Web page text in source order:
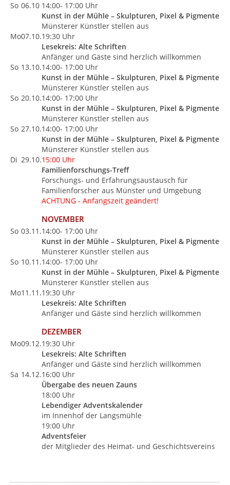
So 06.10 14:00- 17:00 Uhr
Kunst in der Mühle – Skulpturen, Pixel & Pigmente
Münsterer Künstler stellen aus
Mo07.10.19:30 Uhr
Lesekreis: Alte Schriften
Anfänger und Gäste sind herzlich willkommen
So 13.10.14:00- 17:00 Uhr
Kunst in der Mühle – Skulpturen, Pixel & Pigmente
Münsterer Künstler stellen aus
So 20.10.14:00- 17:00 Uhr
Kunst in der Mühle – Skulpturen, Pixel & Pigmente
Münsterer Künstler stellen aus
So 27.10.14:00- 17:00 Uhr
Kunst in der Mühle – Skulpturen, Pixel & Pigmente
Münsterer Künstler stellen aus
Di 29.10.15:00 Uhr
Familienforschungs-Treff
Forschungs- und Erfahrungsaustausch für
Familienforscher aus Münster und Umgebung
ACHTUNG - Anfangszeit geändert!
NOVEMBER
So 03.11.14:00- 17:00 Uhr
Kunst in der Mühle – Skulpturen, Pixel & Pigmente
Münsterer Künstler stellen aus
So 10.11.14:00- 17:00 Uhr
Kunst in der Mühle – Skulpturen, Pixel & Pigmente
Münsterer Künstler stellen aus
Mo11.11.19:30 Uhr
Lesekreis: Alte Schriften
Anfänger und Gäste sind herzlich willkommen
DEZEMBER
Mo09.12.19:30 Uhr
Lesekreis: Alte Schriften
Anfänger und Gäste sind herzlich willkommen
Sa 14.12.16:00 Uhr
Übergabe des neuen Zauns
18:00 Uhr
Lebendiger Adventskalender
im Innenhof der Langsmühle
19:00 Uhr
Adventsfeier
der Mitglieder des Heimat- und Geschichtsvereins